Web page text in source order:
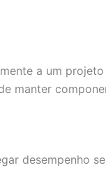
a um
manter
desempenho